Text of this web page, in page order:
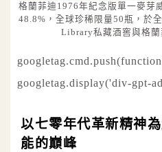
格蘭菲迪1976年紀念版單一麥芽
48.8%，全球珍稀限量50瓶，於
Library私藏酒窖與格蘭
googletag.display('div-gpt-
以七零年代革新精神
能的巔峰